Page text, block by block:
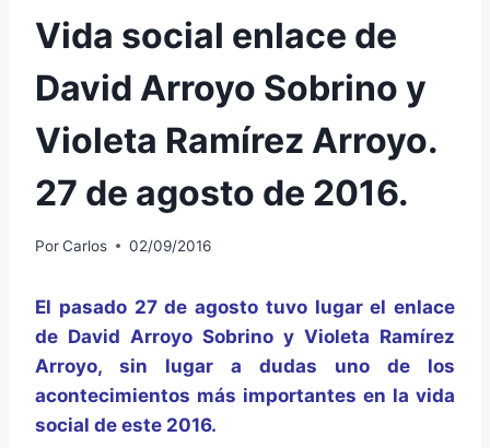
Vida social enlace de
David Arroyo Sobrino y
Violeta Ramírez Arroyo.
27 de agosto de 2016.
PorCarlos 02/09/2016
El pasado 27 de agosto tuvo lugar el enlace
de David Arroyo Sobrino y Violeta Ramírez
Arroyo, sin lugar a dudas uno de los
acontecimientos más importantes en la vida
social de este 2016.